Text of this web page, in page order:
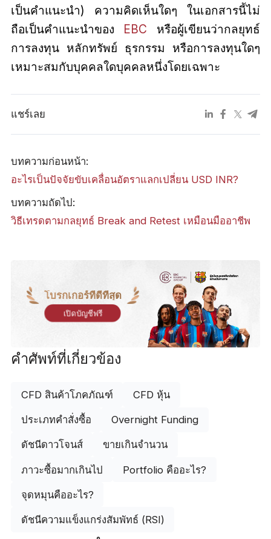
เป็นคำแนะนำ) ความคิดเห็นใดๆ ในเอกสารนี้ไม่
ถือเป็นคำแนะนำของ EBC หรือผู้เขียนว่ากลยุทธ์
การลงทุน หลักทรัพย์ ธุรกรรม หรือการลงทุนใดๆ
เหมาะสมกับบุคคลใดบุคคลหนึ่งโดยเฉพาะ
แชร์เลย
บทความก่อนหน้า:
อะไรเป็นปัจจัยขับเคลื่อนอัตราแลกเปลี่ยน USD INR?
บทความถัดไป:
วิธีเทรดตามกลยุทธ์ Break and Retest เหมือนมืออาชีพ
โบรกเกอร์ที่ดีที่สุด
เปิดบัญชีฟรี
คำศัพท์ที่เกี่ยวข้อง
CFD สินค้าโภคภัณฑ์ CFD หุ้น
ประเภทคำสั่งซื้อ Overnight Funding
ดัชนีดาวโจนส์ ขายเกินจำนวน
ภาวะซื้อมากเกินไป Portfolio คืออะไร?
จุดหมุนคืออะไร?
ดัชนีความแข็งแกร่งสัมพัทธ์ (RSI)